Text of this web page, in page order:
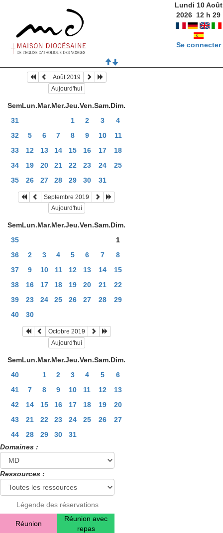
Lundi 10 Août
2026 12 h29
Se connecter
Août 2019
Aujourd'hui
SemLun.Mar.Mer.Jeu.Ven.Sam.Dim.
31
1 2 3
4
32
5 6 7 8 9 10
11
33
12 13 14 15 16 17
18
34
19 20 21 22 23 24
25
35
26 27 28 29 30 31
Septembre 2019
Aujourd'hui
SemLun.Mar.Mer.Jeu.Ven.Sam.Dim.
35
1
36
2 3 4 5 6 7
8
37
9 10 11 12 13 14
15
38
16 17 18 19 20 21
22
39
23 24 25 26 27 28
29
40
30
Octobre 2019
Aujourd'hui
SemLun.Mar.Mer.Jeu.Ven.Sam.Dim.
40
1 2 3 4 5
6
41
7 8 9 10 11 12
13
42
14 15 16 17 18 19
20
43
21 22 23 24 25 26
27
44
28 29 30
31
Domaines :
Ressources :
Légende des réservations
Réunion
Réunion avec
repas